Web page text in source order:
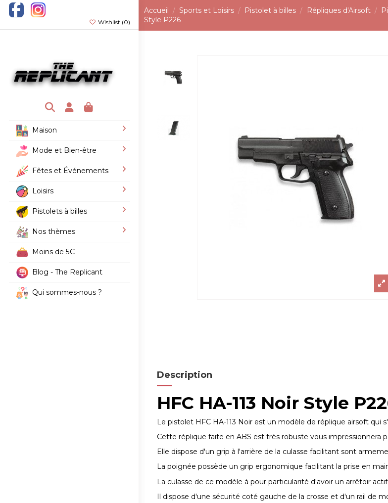
Wishlist (0)
Maison
Mode et Bien-être
Fêtes et Événements
Loisirs
Pistolets à billes
Nos thèmes
Moins de 5€
Blog - The Replicant
Qui sommes-nous ?
Accueil Sports et Loisirs Pistolet à billes Répliques d'Airsoft
Style P226
Description
HFC HA-113 Noir Style
Le pistolet HFC HA-113 Noir est un modèle de réplique airsoft qui
Cette réplique faite en ABS est très robuste vous impressionnera
Elle dispose d'un grip à l'arrière de la culasse facilitant sont
La poignée possède un grip ergonomique facilitant la prise en
La culasse de ce modèle à pour particularité d'avoir un arrêtoir
Il dispose d'une sécurité coté gauche de la crosse et d'un rail de